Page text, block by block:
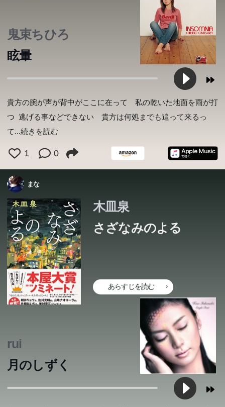
鬼束ちひろ
眩暈
貴方の腕が声が背中がここに在って 私の乾いた地面を雨が打
つ 逃げる事などできない 貴方は何処までも追って来るっ
て...続きを読む
1 0
まな
木皿泉
さざなみのよる
あらすじを読む
rui
月のしずく